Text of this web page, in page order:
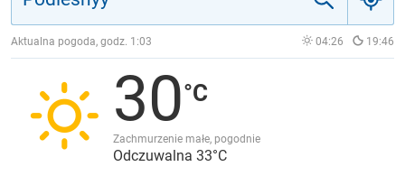
JAKOŚĆ POWIETRZA
Aktualna pogoda, godz. 1:03 04:26 19:46
30
Zachmurzenie małe, pogodnie
Odczuwalna 33°C